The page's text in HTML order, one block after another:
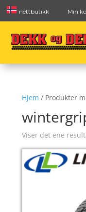
nettbutikk Min
Hjem / Produkter
Viser det ene